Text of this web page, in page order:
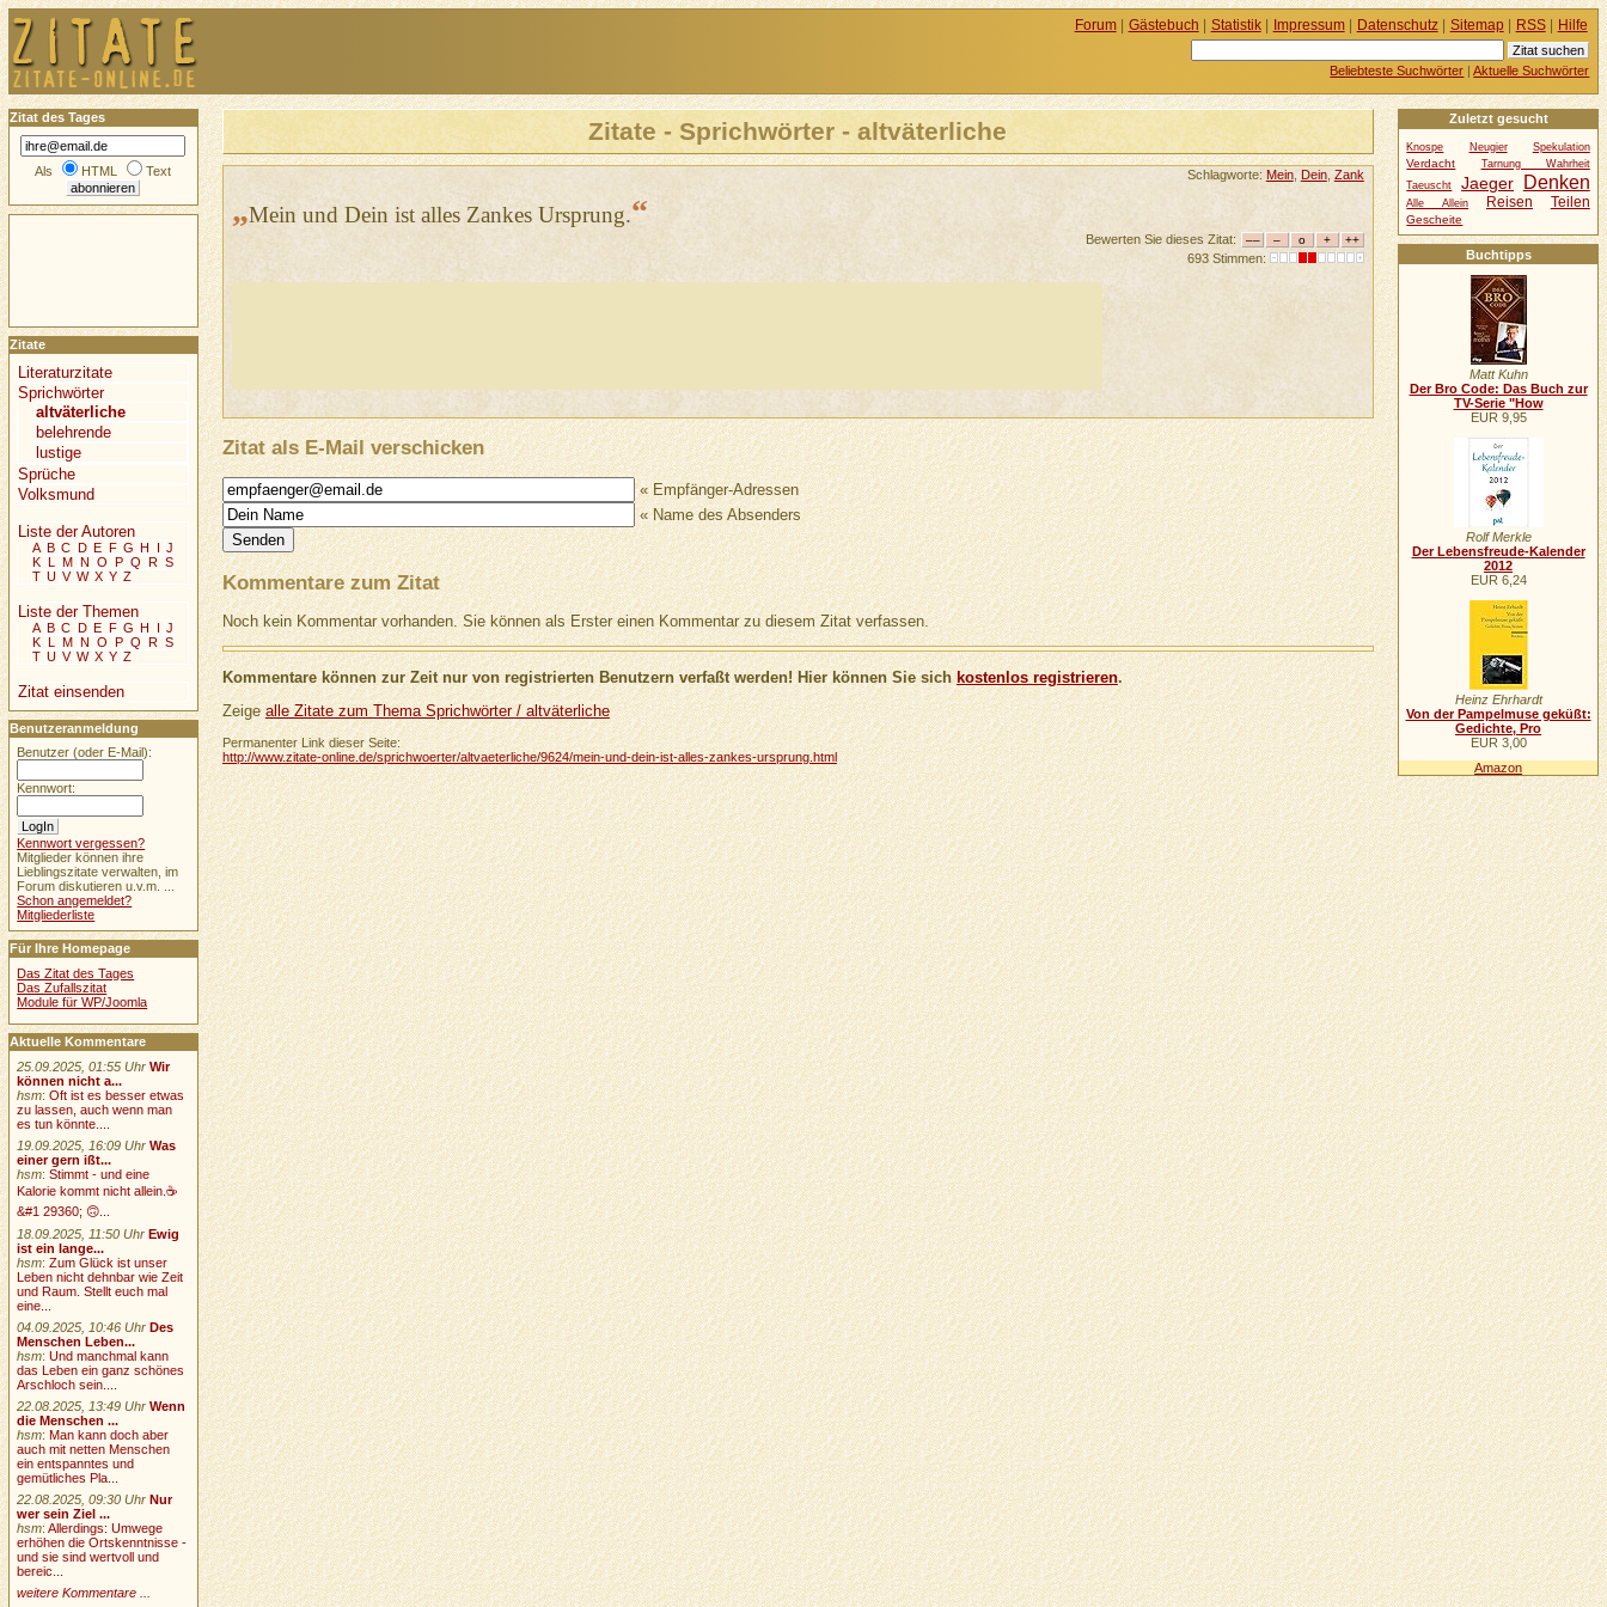
Zitate - Sprichwörter - altväterliche
Schlagworte: Mein, Dein, Zank
„Mein und Dein ist alles Zankes Ursprung.“
Bewerten Sie dieses Zitat:
693 Stimmen:
Zitat als E-Mail verschicken
« Empfänger-Adressen
« Name des Absenders
Kommentare zum Zitat
Noch kein Kommentar vorhanden. Sie können als Erster einen Kommentar zu diesem Zitat verfassen.
Kommentare können zur Zeit nur von registrierten Benutzern verfaßt werden! Hier können Sie sichkostenlos registrieren.
Zeigealle Zitate zum Thema Sprichwörter / altväterliche
Permanenter Link dieser Seite:
http://www.zitate-online.de/sprichwoerter/altvaeterliche/9624/mein-und-dein-ist-alles-zankes-ursprung.html
Zuletzt gesucht
Knospe Neugier Spekulation
Verdacht
Tarnung Wahrheit
Taeuscht
Jaeger Denken
Alle Allein Reisen Teilen
Gescheite
Buchtipps
Matt Kuhn
Der Bro Code: Das Buch zur
TV-Serie "How
EUR 9,95
Rolf Merkle
Der Lebensfreude-Kalender
2012
EUR 6,24
Heinz Ehrhardt
Von der Pampelmuse geküßt:
Gedichte, Pro
EUR 3,00
Amazon
Zitat des Tages
Als HTML Text
Zitate
Literaturzitate
Sprichwörter
altväterliche
belehrende
lustige
Sprüche
Volksmund
Liste der Autoren
A B C D E F G H I J
K L M N O P Q R S
T U V W X Y Z
Liste der Themen
A B C D E F G H I J
K L M N O P Q R S
T U V W X Y Z
Zitat einsenden
Benutzeranmeldung
Benutzer (oder E-Mail):
Kennwort:
Kennwort vergessen?
Mitglieder können ihre
Lieblingszitate verwalten, im
Forum diskutieren u.v.m. ...
Schon angemeldet?
Mitgliederliste
Für Ihre Homepage
Das Zitat des Tages
Das Zufallszitat
Module für WP/Joomla
Aktuelle Kommentare
25.09.2025, 01:55 Uhr Wir
können nicht a...
hsm:Oft ist es besser etwas
zu lassen, auch wenn man
es tun könnte....
19.09.2025, 16:09 Uhr Was
einer gern ißt...
hsm:Stimmt - und eine
Kalorie kommt nicht allein.☕
&#1 29360; 🙃...
18.09.2025, 11:50 Uhr Ewig
ist ein lange...
hsm:Zum Glück ist unser
Leben nicht dehnbar wie Zeit
und Raum. Stellt euch mal
eine...
04.09.2025, 10:46 Uhr Des
Menschen Leben...
hsm:Und manchmal kann
das Leben ein ganz schönes
Arschloch sein....
22.08.2025, 13:49 Uhr Wenn
die Menschen ...
hsm:Man kann doch aber
auch mit netten Menschen
ein entspanntes und
gemütliches Pla...
22.08.2025, 09:30 Uhr Nur
wer sein Ziel ...
hsm:Allerdings: Umwege
erhöhen die Ortskenntnisse -
und sie sind wertvoll und
bereic...
weitere Kommentare ...
Forum| Gästebuch | Statistik| Impressum| Datenschutz| Sitemap| RSS| Hilfe
Beliebteste Suchwörter |Aktuelle Suchwörter